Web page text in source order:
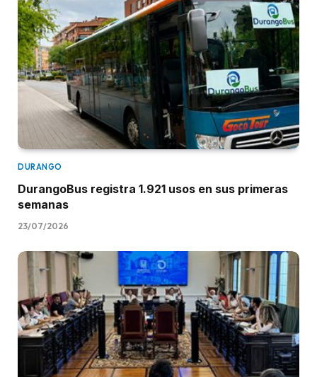
DURANGO
DurangoBus registra 1.921 usos en sus primeras
semanas
23/07/2026